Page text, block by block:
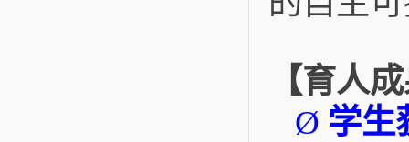
【育人
Ø 学生